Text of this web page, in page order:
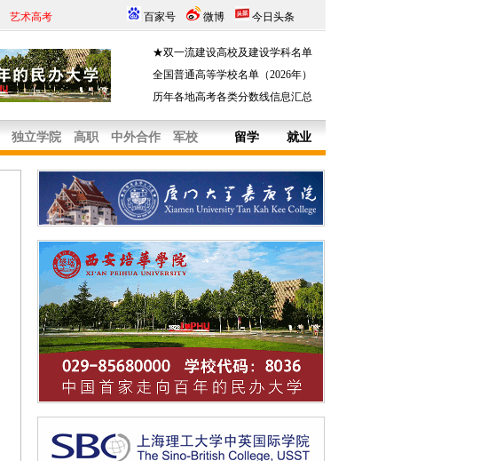
艺术高考 百家号 微博 今日头条
★双一流建设高校及建设学科名单
全国普通高等学校名单（2026年）
历年各地高考各类分数线信息汇总
独立学院 高职 中外合作 军校 留学 就业